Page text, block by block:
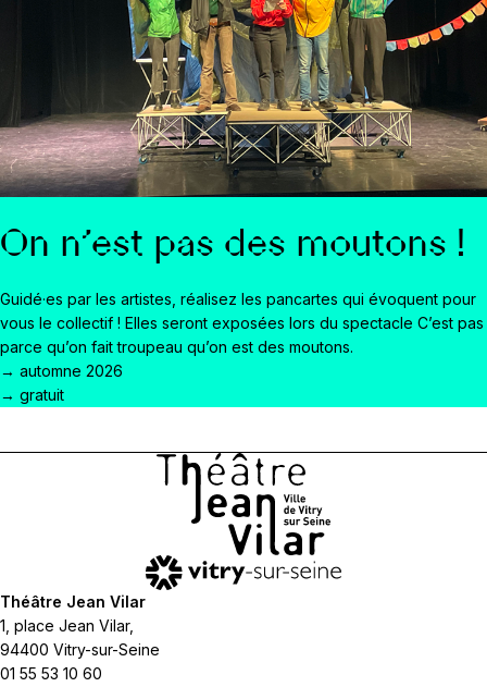
On n'est pas des moutons !
Guidé·es par les artistes, réalisez les pancartes qui évoquent pour
vous le collectif ! Elles seront exposées lors du spectacle C’est pas
parce qu’on fait troupeau qu’on est des moutons.
→ automne 2026
→ gratuit
Théâtre Jean Vilar
1, place Jean Vilar,
94400 Vitry-sur-Seine
01 55 53 10 60